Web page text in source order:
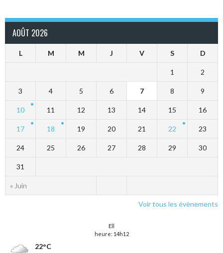
AOÛT 2026
L M M J V S D
« Juin
1 2
3 4 5 6 7 8 9
10 11 12 13 14 15 16
17 18 19 20 21 22 23
24 25 26 27 28 29 30
31
Voir tous les évènements
Ell
heure: 14h12
22°C